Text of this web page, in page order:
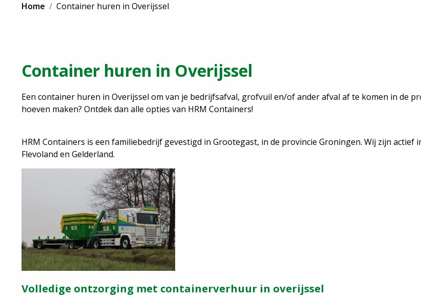
Home Container huren in Overijssel
Container huren in Overijssel
Een container huren in Overijssel om van je bedrijfsafval, grofvuil en/of ander afval af te komen in de
hoeven maken? Ontdek dan alle opties van HRM Containers!
HRM Containers is een familiebedrijf gevestigd in Grootegast, in de provincie Groningen. Wij zijn actief
Flevoland en Gelderland.
Volledige ontzorging met containerverhuur in overijssel